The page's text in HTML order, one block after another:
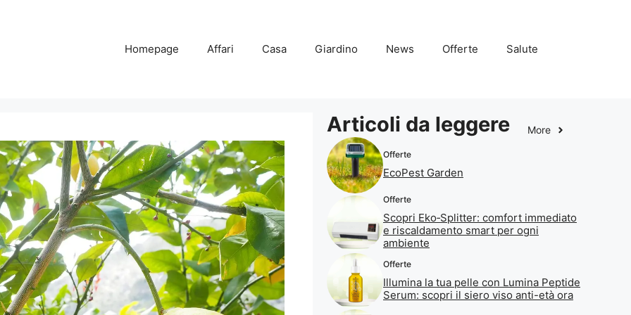
Homepage Affari Casa Giardino News Offerte Salute
Articoli da leggere More
Offerte
EcoPest Garden
Offerte
Scopri Eko‑Splitter: comfort immediato
e riscaldamento smart per ogni
ambiente
Offerte
Illumina la tua pelle con Lumina Peptide
Serum: scopri il siero viso anti-età ora